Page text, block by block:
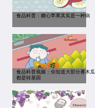
食品科普：糖心苹果其实是一种病
食品科普视频：你知道大部分番木瓜
都是转基因